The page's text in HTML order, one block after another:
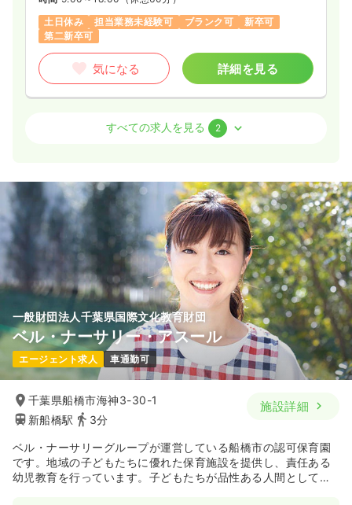
土日休み
担当業務未経験可 ブランク可
新卒可
第二新卒可
気になる 詳細を見る
正・准看護師
給与 25.0〜33.0 万円 賞与2ヶ月
※一例
時間 9:00～18:00
（休憩60分）
土日祝休み
年間休日122日
担当業務未経験可
ブランク可
新卒可 第二新卒可 月給33万円以上可
気になる 詳細を見る
日勤のみ（パート） 一時募集休止
給与 お問い合わせください
時間 9:00～18:00 （休憩60分）
土日祝休み
担当業務未経験可
第二新卒可
気になる 詳細を見る
すべての求人を見る 2
一般財団法人千葉県国際文化教育財団
ベル・ナーサリー・アスール
エージェント求人 車通勤可
千葉県船橋市海神3-30-1
新船橋駅
3分
施設詳細
ベル・ナーサリーグループが運営している船橋市の認可保育園
です。地域の子どもたちに優れた保育施設を提供し、責任ある
幼児教育を行っています。子どもたちが品性ある人間として成